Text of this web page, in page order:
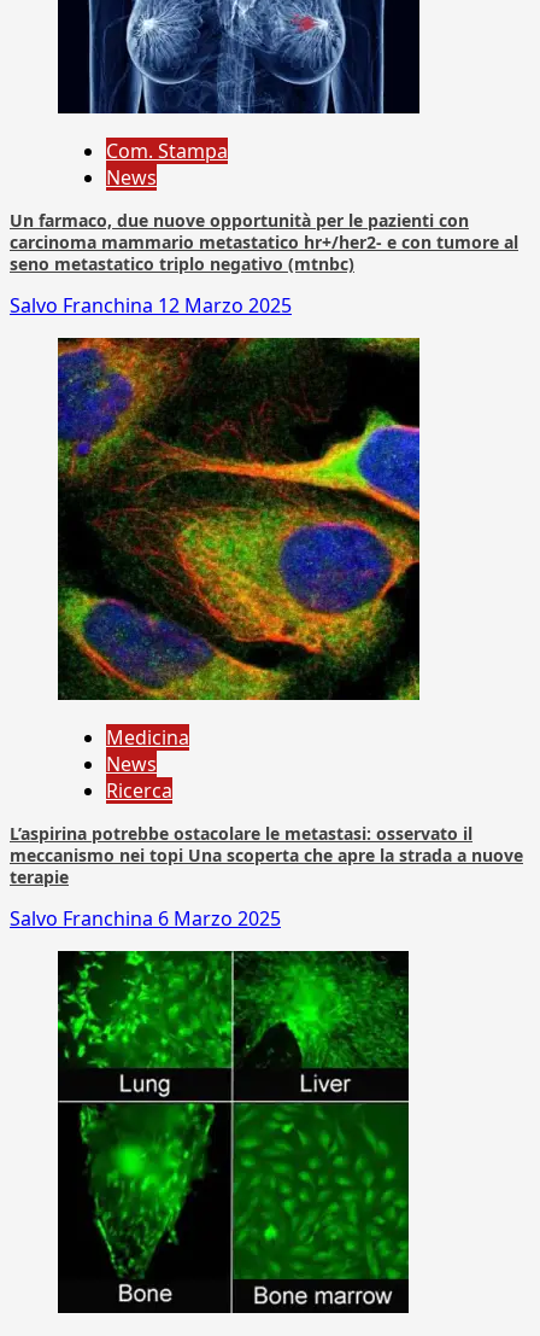
Com. Stampa
News
Un farmaco, due nuove opportunità per le pazienti con
carcinoma mammario metastatico hr+/her2- e con tumore al
seno metastatico triplo negativo (mtnbc)
Salvo Franchina 12 Marzo 2025
Medicina
News
Ricerca
L’aspirina potrebbe ostacolare le metastasi: osservato il
meccanismo nei topi Una scoperta che apre la strada a nuove
terapie
Salvo Franchina 6 Marzo 2025